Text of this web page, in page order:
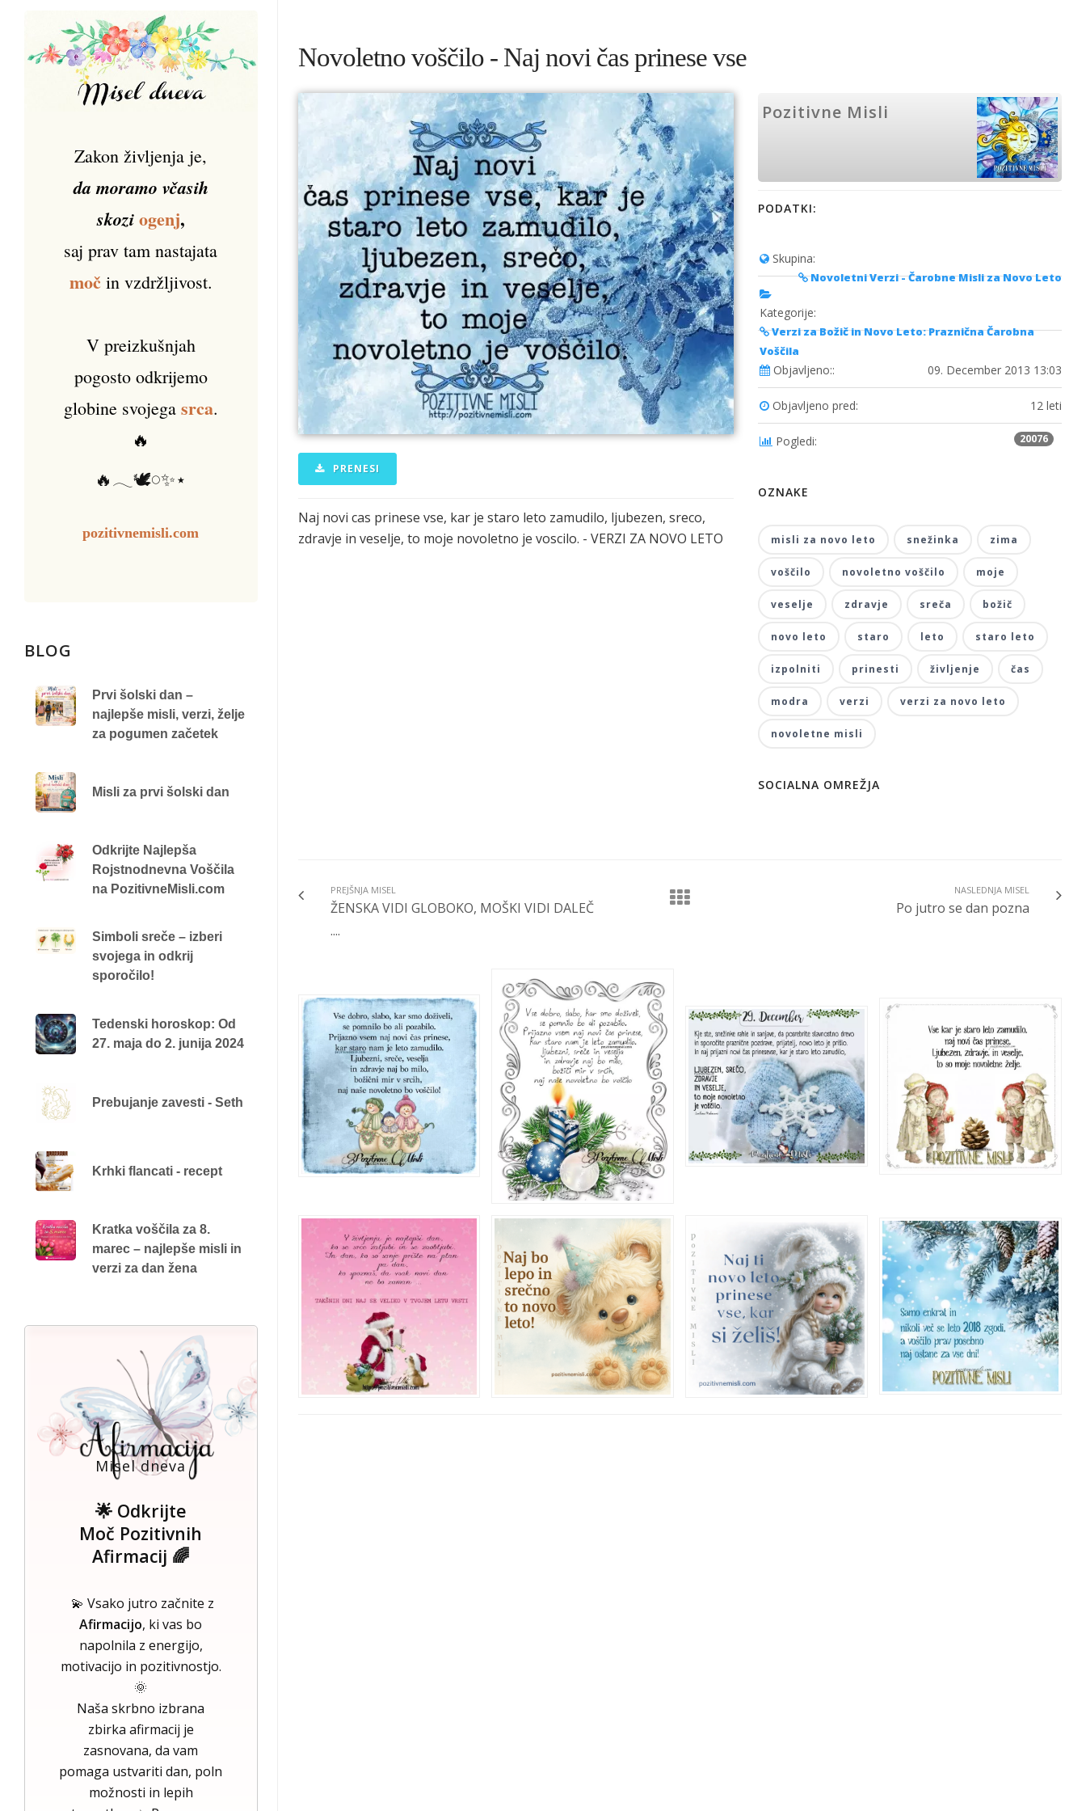
Novoletno voščilo - Naj novi čas prinese vse
PRENESI
Naj novi cas prinese vse, kar je staro leto zamudilo, ljubezen, sreco,
zdravje in veselje, to moje novoletno je voscilo. - VERZI ZA NOVO LETO
Pozitivne Misli
PODATKI:
Skupina:
Novoletni Verzi - Čarobne Misli za Novo Leto
Kategorije:
Verzi za Božič in Novo Leto: Praznična Čarobna
Voščila
Objavljeno:: 09. December 2013 13:03
Objavljeno pred: 12 leti
Pogledi: 20076
OZNAKE
misli za novo leto snežinka zima
voščilo novoletno voščilo moje
veselje zdravje sreča božič
novo leto staro leto staro leto
izpolniti prinesti življenje čas
modra verzi verzi za novo leto
novoletne misli
SOCIALNA OMREŽJA
PREJŠNJA MISEL
ŽENSKA VIDI GLOBOKO, MOŠKI VIDI DALEČ
....
NASLEDNJA MISEL
Po jutro se dan pozna
Zakon življenja je,
da moramo včasih
skozi ogenj,
saj prav tam nastajata
močin vzdržljivost.
V preizkušnjah
pogosto odkrijemo
globine svojega srca.
🔥
🔥𓂃🕊️𓏸✨⋆
pozitivnemisli.com
BLOG
Prvi šolski dan –
najlepše misli, verzi, želje
za pogumen začetek
Misli za prvi šolski dan
Odkrijte Najlepša
Rojstnodnevna Voščila
na PozitivneMisli.com
Simboli sreče – izberi
svojega in odkrij
sporočilo!
Tedenski horoskop: Od
27. maja do 2. junija 2024
Prebujanje zavesti - Seth
Krhki flancati - recept
Kratka voščila za 8.
marec – najlepše misli in
verzi za dan žena
Misel dneva
🌟 Odkrijte
Moč Pozitivnih
Afirmacij 🌈
💫 Vsako jutro začnite z
Afirmacijo, ki vas bo
napolnila z energijo,
motivacijo in pozitivnostjo.
🌞
Naša skrbno izbrana
zbirka afirmacij je
zasnovana, da vam
pomaga ustvariti dan, poln
možnosti in lepih